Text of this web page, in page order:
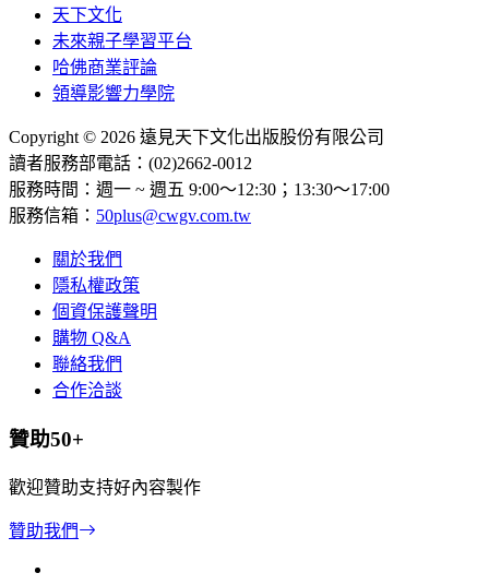
天下文化
未來親子學習平台
哈佛商業評論
領導影響力學院
Copyright © 2026 遠見天下文化出版股份有限公司
讀者服務部電話：(02)2662-0012
服務時間：週一 ~ 週五 9:00～12:30；13:30～17:00
服務信箱： 50plus@cwgv.com.tw
關於我們
隱私權政策
個資保護聲明
購物 Q&A
聯絡我們
合作洽談
贊助50+
歡迎贊助支持好內容製作
贊助我們